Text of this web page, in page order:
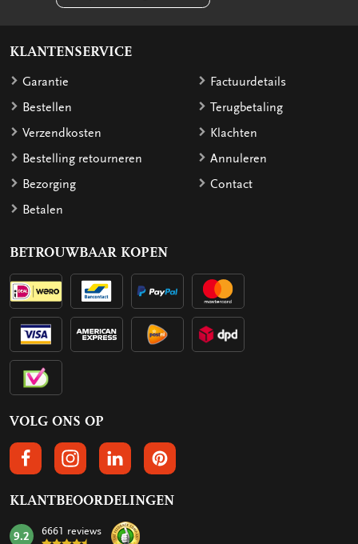
KLANTENSERVICE
Garantie
Bestellen
Verzendkosten
Bestelling retourneren
Bezorging
Betalen
Factuurdetails
Terugbetaling
Klachten
Annuleren
Contact
BETROUWBAAR KOPEN
VOLG ONS OP
VOLGS ONS OP FACEBOOK
VOLG ONS OP INSTAGRAM
VOLG ONS OP LINKEDIN
VOLG ONS OP PINTEREST
KLANTBEOORDELINGEN
9.2 6661 reviews